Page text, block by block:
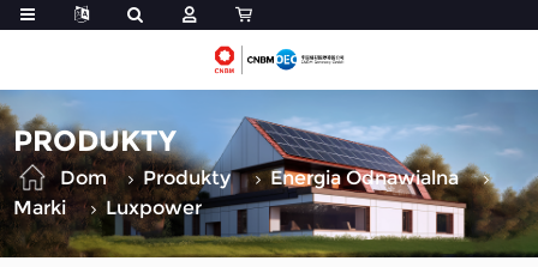
PRODUKTY
Dom Produkty
Energia Odnawialna
Marki
Luxpower